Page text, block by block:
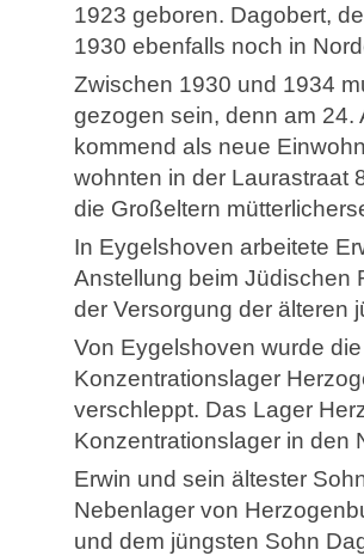
1923 geboren. Dagobert,
1930 ebenfalls noch in
Zwischen 1930 und 1934
gezogen sein, denn am 24.
kommend als neue
wohnten in der Laurastraat
die Großeltern
In Eygelshoven arbeitete
Anstellung beim Jüdischen
der Versorgung der älteren
Von Eygelshoven wurde
Konzentrationslager
verschleppt. Das Lager
Konzentrationslager in den
Erwin und sein ältester
Nebenlager von
und dem jüngsten Sohn